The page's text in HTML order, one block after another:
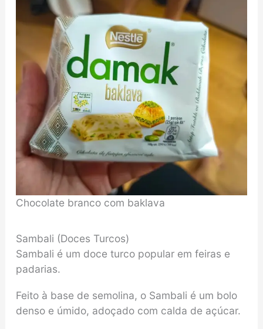
Chocolate branco com baklava
Sambali (Doces Turcos)
Sambali é um doce turco popular em feiras e
padarias.
Feito à base de semolina, o Sambali é um bolo
denso e úmido, adoçado com calda de açúcar.